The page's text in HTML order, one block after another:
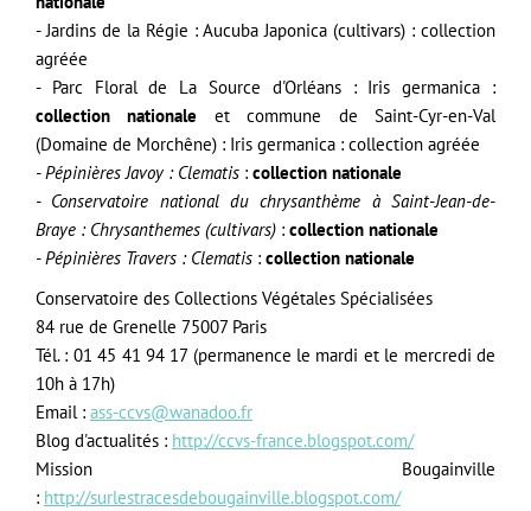
- Jardins de la Régie : Aucuba Japonica (cultivars) : collection
agréée
- Parc Floral de La Source d'Orléans : Iris germanica :
collection nationale
et commune de Saint-Cyr-en-Val
(Domaine de Morchêne) : Iris germanica : collection agréée
- Pépinières Javoy : Clematis : collection nationale
- Conservatoire national du chrysanthème à Saint-Jean-de-
Braye : Chrysanthemes (cultivars) : collection nationale
- Pépinières Travers : Clematis : collection nationale
Conservatoire des Collections Végétales Spécialisées
84 rue de Grenelle 75007 Paris
Tél. : 01 45 41 94 17 (permanence le mardi et le mercredi de
10h à 17h)
Email : ass-ccvs@wanadoo.fr
Blog d'actualités : http://ccvs-france.blogspot.com/
Mission Bougainville
: http://surlestracesdebougainville.blogspot.com/